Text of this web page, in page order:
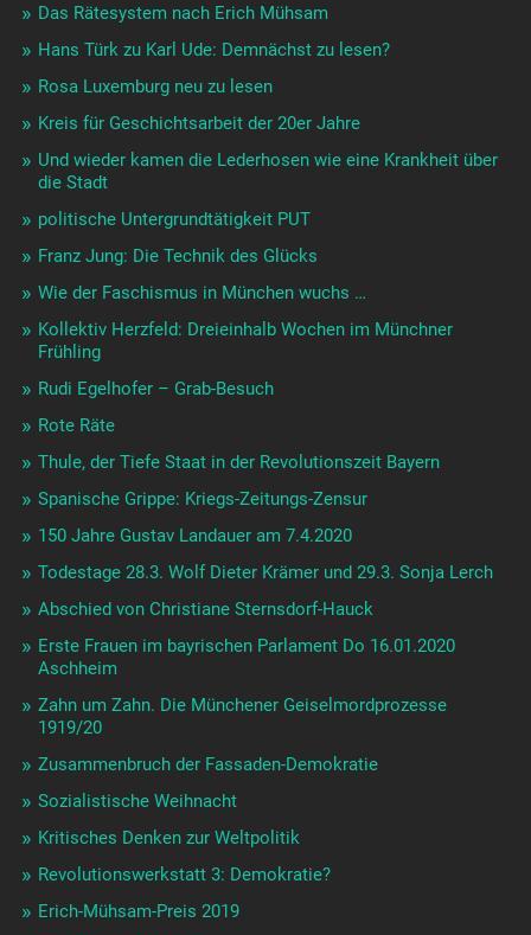
Das Rätesystem nach Erich Mühsam
Hans Türk zu Karl Ude: Demnächst zu lesen?
Rosa Luxemburg neu zu lesen
Kreis für Geschichtsarbeit der 20er Jahre
Und wieder kamen die Lederhosen wie eine Krankheit über
die Stadt
politische Untergrundtätigkeit PUT
Franz Jung: Die Technik des Glücks
Wie der Faschismus in München wuchs …
Kollektiv Herzfeld: Dreieinhalb Wochen im Münchner
Frühling
Rudi Egelhofer – Grab-Besuch
Rote Räte
Thule, der Tiefe Staat in der Revolutionszeit Bayern
Spanische Grippe: Kriegs-Zeitungs-Zensur
150 Jahre Gustav Landauer am 7.4.2020
Todestage 28.3. Wolf Dieter Krämer und 29.3. Sonja Lerch
Abschied von Christiane Sternsdorf-Hauck
Erste Frauen im bayrischen Parlament Do 16.01.2020
Aschheim
Zahn um Zahn. Die Münchener Geiselmordprozesse
1919/20
Zusammenbruch der Fassaden-Demokratie
Sozialistische Weihnacht
Kritisches Denken zur Weltpolitik
Revolutionswerkstatt 3: Demokratie?
Erich-Mühsam-Preis 2019